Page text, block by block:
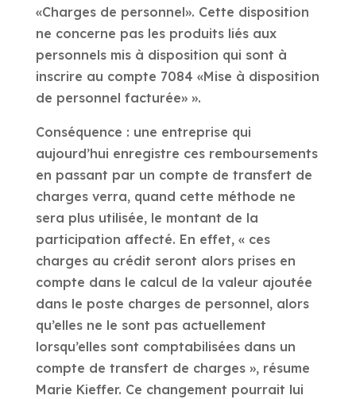
«Charges de personnel». Cette disposition
ne concerne pas les produits liés aux
personnels mis à disposition qui sont à
inscrire au compte 7084 «Mise à disposition
de personnel facturée» ».
Conséquence : une entreprise qui
aujourd’hui enregistre ces remboursements
en passant par un compte de transfert de
charges verra, quand cette méthode ne
sera plus utilisée, le montant de la
participation affecté. En effet, « ces
charges au crédit seront alors prises en
compte dans le calcul de la valeur ajoutée
dans le poste charges de personnel, alors
qu’elles ne le sont pas actuellement
lorsqu’elles sont comptabilisées dans un
compte de transfert de charges », résume
Marie Kieffer. Ce changement pourrait lui